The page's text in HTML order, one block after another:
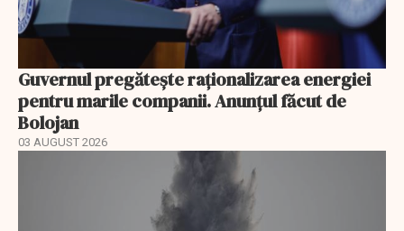
Guvernul pregătește raționalizarea energiei
pentru marile companii. Anunțul făcut de
Bolojan
03 AUGUST 2026